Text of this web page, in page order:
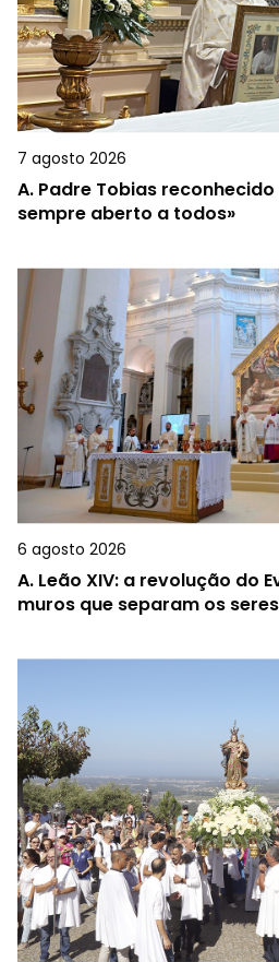
7 agosto 2026
A. Padre Tobias
sempre aberto a todos»
6 agosto 2026
A. Leão XIV: a revolução do
muros que separam os